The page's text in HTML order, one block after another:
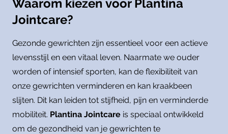
Waarom kiezen voor Plantina
Jointcare?
Gezonde gewrichten zijn essentieel voor een actieve
levensstijl en een vitaal leven. Naarmate we ouder
worden of intensief sporten, kan de flexibiliteit van
onze gewrichten verminderen en kan kraakbeen
slijten. Dit kan leiden tot stijfheid, pijn en verminderde
mobiliteit. Plantina Jointcare is speciaal ontwikkeld
om de gezondheid van je gewrichten te